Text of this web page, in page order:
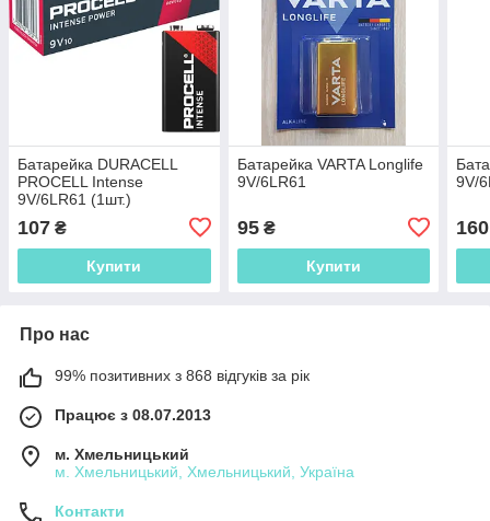
Батарейка DURACELL
PROCELL Intense
9V/6LR61 (1шт.)
107 ₴
Купити
Батарейка VARTA Longlife
9V/6LR61
95₴
Купити
9V/
160
Про нас
99% позитивних з 868 відгуків за рік
Працює з 08.07.2013
м. Хмельницький
м. Хмельницький, Хмельницький, Україна
Контакти